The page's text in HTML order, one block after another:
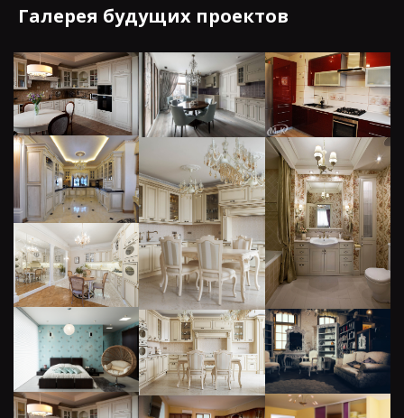
Галерея будущих проектов